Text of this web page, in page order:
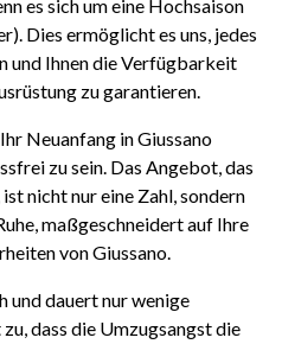
es sich um eine Hochsaison
Dies ermöglicht es uns, jedes
und Ihnen die Verfügbarkeit
zu garantieren.
Neuanfang in Giussano
zu sein. Das Angebot, das
nicht nur eine Zahl, sondern
maßgeschneidert auf Ihre
von Giussano.
und dauert nur wenige
dass die Umzugsangst die